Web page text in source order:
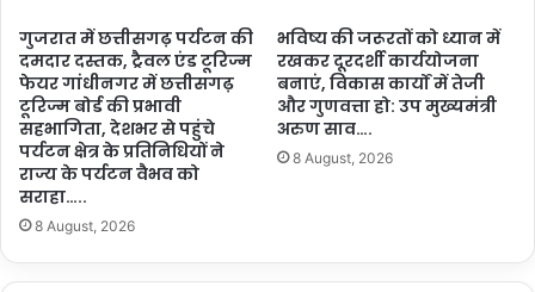
गुजरात में छत्तीसगढ़ पर्यटन की
दमदार दस्तक, ट्रैवल एंड टूरिज्म
फेयर गांधीनगर में छत्तीसगढ़
टूरिज्म बोर्ड की प्रभावी
सहभागिता, देशभर से पहुंचे
पर्यटन क्षेत्र के प्रतिनिधियों ने
राज्य के पर्यटन वैभव को
सराहा…..
8 August, 2026
भविष्य की जरूरतों को ध्यान में
रखकर दूरदर्शी कार्ययोजना
बनाएं, विकास कार्यों में तेजी
और गुणवत्ता हो: उप मुख्यमंत्री
अरुण साव….
8 August, 2026